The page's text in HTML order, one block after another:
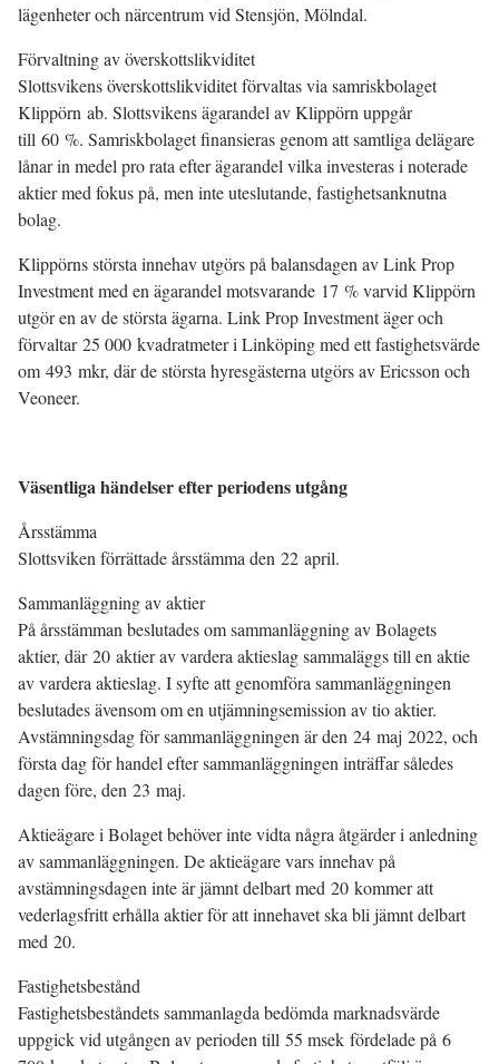
lägenheter och närcentrum vid Stensjön, Mölndal.
Förvaltning av överskottslikviditet
Slottsvikens överskottslikviditet förvaltas via samriskbolaget
Klippörn ab. Slottsvikens ägarandel av Klippörn uppgår
till 60 %. Samriskbolaget finansieras genom att samtliga delägare
lånar in medel pro rata efter ägarandel vilka investeras i noterade
aktier med fokus på, men inte uteslutande, fastighetsanknutna
bolag.
Klippörns största innehav utgörs på balansdagen av Link Prop
Investment med en ägarandel motsvarande 17 % varvid Klippörn
utgör en av de största ägarna. Link Prop Investment äger och
förvaltar 25 000 kvadratmeter i Linköping med ett fastighetsvärde
om 493 mkr, där de största hyresgästerna utgörs av Ericsson och
Veoneer.
Väsentliga händelser efter periodens utgång
Årsstämma
Slottsviken förrättade årsstämma den 22 april.
Sammanläggning av aktier
På årsstämman beslutades om sammanläggning av Bolagets
aktier, där 20 aktier av vardera aktieslag sammaläggs till en aktie
av vardera aktieslag. I syfte att genomföra sammanläggningen
beslutades ävensom om en utjämningsemission av tio aktier.
Avstämningsdag för sammanläggningen är den 24 maj 2022, och
första dag för handel efter sammanläggningen inträffar således
dagen före, den 23 maj.
Aktieägare i Bolaget behöver inte vidta några åtgärder i anledning
av sammanläggningen. De aktieägare vars innehav på
avstämningsdagen inte är jämnt delbart med 20 kommer att
vederlagsfritt erhålla aktier för att innehavet ska bli jämnt delbart
med 20.
Fastighetsbestånd
Fastighetsbeståndets sammanlagda bedömda marknadsvärde
uppgick vid utgången av perioden till 55 msek fördelade på 6